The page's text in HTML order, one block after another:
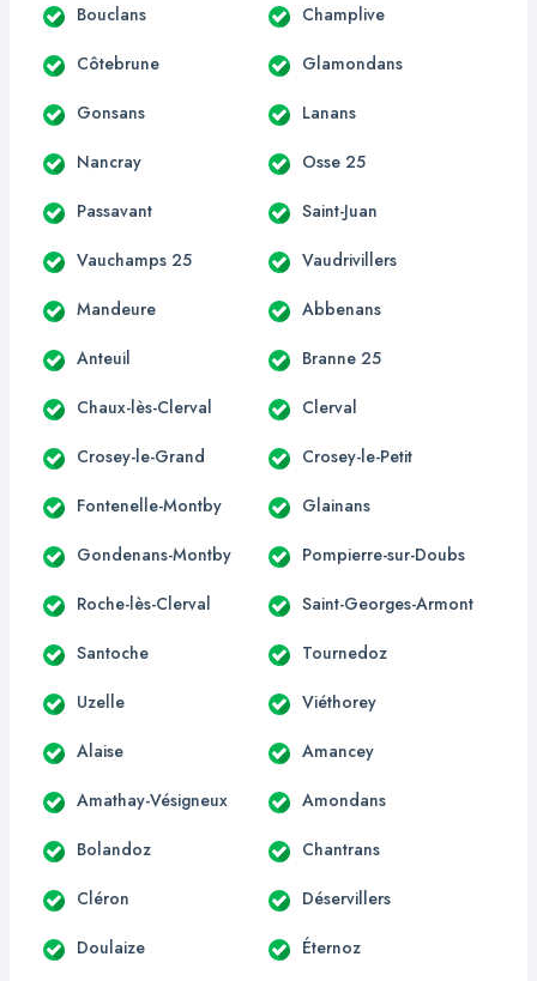
Bouclans Champlive
Côtebrune Glamondans
Gonsans Lanans
Nancray Osse 25
Passavant Saint-Juan
Vauchamps 25 Vaudrivillers
Mandeure Abbenans
Anteuil Branne 25
Chaux-lès-Clerval Clerval
Crosey-le-Grand Crosey-le-Petit
Fontenelle-Montby Glainans
Gondenans-Montby Pompierre-sur-Doubs
Roche-lès-Clerval Saint-Georges-Armont
Santoche Tournedoz
Uzelle Viéthorey
Alaise Amancey
Amathay-Vésigneux Amondans
Bolandoz Chantrans
Cléron Déservillers
Doulaize Éternoz